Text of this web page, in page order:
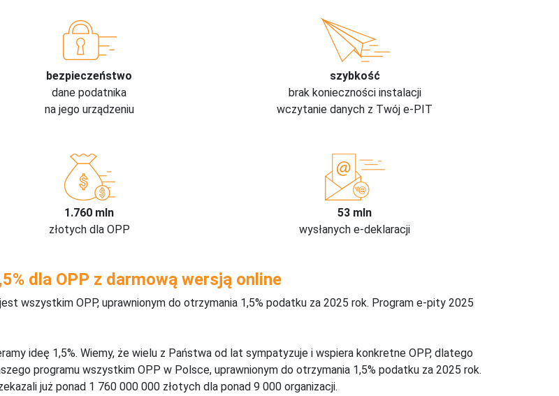
bezpieczeństwo
dane podatnika
na jego urządzeniu
szybkość
brak konieczności instalacji
wczytanie danych z Twój e-PIT
1.760 mln
złotych dla OPP
53 mln
wysłanych e-deklaracji
dla OPP z darmową wersją online
wszystkim OPP, uprawnionym do otrzymania 1,5% podatku za 2025 rok. Program e-pity 2025
ideę 1,5%. Wiemy, że wielu z Państwa od lat sympatyzuje i wspiera konkretne OPP, dlatego
programu wszystkim OPP w Polsce, uprawnionym do otrzymania 1,5% podatku za 2025 rok.
już ponad 1 760 000 000 złotych dla ponad 9 000 organizacji.